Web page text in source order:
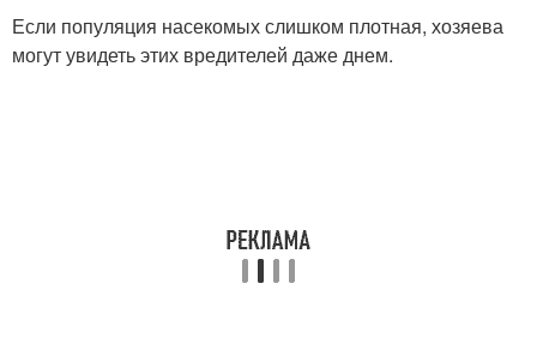
Если популяция насекомых слишком плотная, хозяева
могут увидеть этих вредителей даже днем.